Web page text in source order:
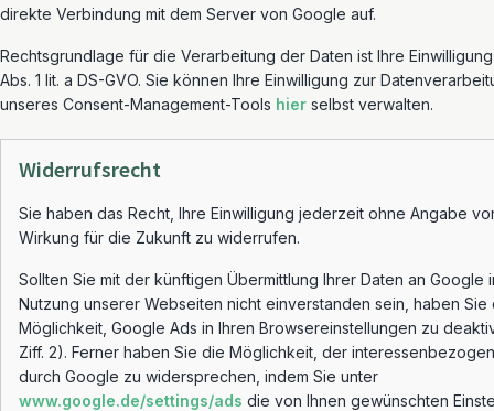
direkte Verbindung mit dem Server von Google auf.
Rechtsgrundlage für die Verarbeitung der Daten ist Ihre
Abs. 1 lit. a DS-GVO. Sie können Ihre Einwilligung zur
unseres Consent-Management-Tools hier selbst verwalten.
Widerrufsrecht
Sie haben das Recht, Ihre Einwilligung jederzeit ohne Angabe
Wirkung für die Zukunft zu widerrufen.
Sollten Sie mit der künftigen Übermittlung Ihrer Daten an Google
Nutzung unserer Webseiten nicht einverstanden sein, haben Sie
Möglichkeit, Google Ads in Ihren Browsereinstellungen zu
Ziff. 2). Ferner haben Sie die Möglichkeit, der
durch Google zu widersprechen, indem Sie unter
www.google.de/settings/ads die von Ihnen gewünschten